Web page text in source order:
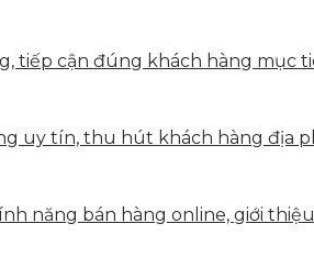
tiếp cận đúng khách hàng mục
uy tín, thu hút khách hàng địa
năng bán hàng online, giới